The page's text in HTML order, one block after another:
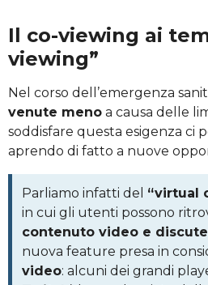
Il co-viewing ai
viewing”
Nel corso dell’emergenza
venute meno a causa delle
soddisfare questa esigenza ci
aprendo di fatto a nuove
Parliamo infatti del “virtual
in cui gli utenti possono
contenuto video e
nuova feature presa in
video: alcuni dei grandi